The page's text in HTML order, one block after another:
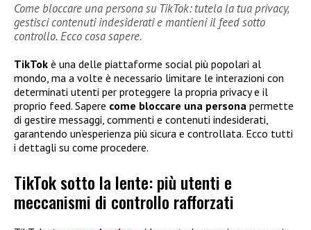
Come bloccare una persona su TikTok: tutela la tua privacy,
gestisci contenuti indesiderati e mantieni il feed sotto
controllo. Ecco cosa sapere.
TikTok è una delle piattaforme social più popolari al
mondo, ma a volte è necessario limitare le interazioni con
determinati utenti per proteggere la propria privacy e il
proprio feed. Sapere come bloccare una persona permette
di gestire messaggi, commenti e contenuti indesiderati,
garantendo un’esperienza più sicura e controllata. Ecco tutti
i dettagli su come procedere.
TikTok sotto la lente: più utenti e
meccanismi di controllo rafforzati